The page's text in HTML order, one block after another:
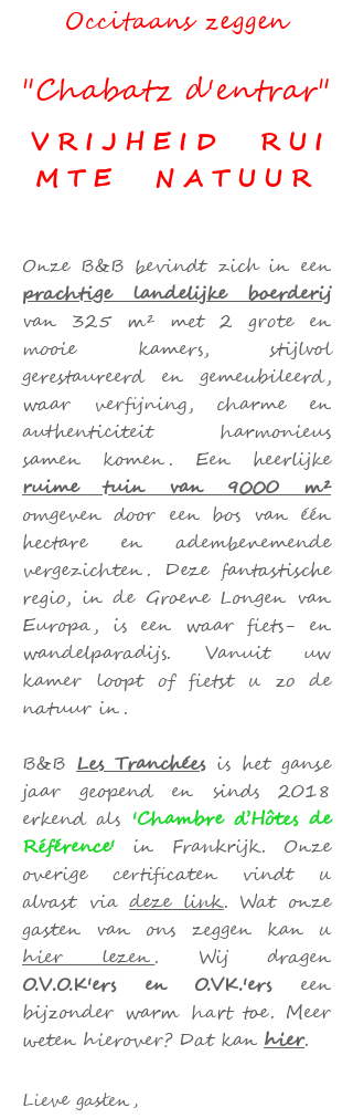
Occitaans zeggen
"Chabatz d'entrar"
V R I J H E I D R U I
M T E N A T U U R
Onze B&B bevindt zich in een
prachtige landelijke boerderij
van 325 m² met 2 grote en
mooie kamers, stijlvol
gerestaureerd en gemeubileerd,
waar verfijning, charme en
authenticiteit harmonieus
samen komen. Een heerlijke
ruime tuin van 9000 m²
omgeven door een bos van één
hectare en adembenemende
vergezichten. Deze fantastische
regio, in de Groene Longen van
Europa, is een waar fiets- en
wandelparadijs. Vanuit uw
kamer loopt of fietst u zo de
natuur in.
B&B Les Tranchées is het ganse
jaar geopend en sinds 2018
erkend als 'Chambre d’Hôtes de
Référence' in Frankrijk. Onze
overige certificaten vindt u
alvast viadeze link. Wat onze
gasten van ons zeggen kan u
hier lezen. Wij dragen
O.V.O.K'ers en O.VK.'ers een
bijzonder warm hart toe. Meer
weten hierover? Dat kan hier.
Lieve gasten,